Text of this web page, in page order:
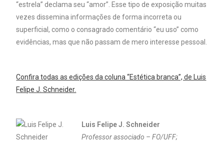
“estrela” declama seu “amor”. Esse tipo de exposição muitas
vezes dissemina informações de forma incorreta ou
superficial, como o consagrado comentário “eu uso” como
evidências, mas que não passam de mero interesse pessoal.
Confira todas as edições da coluna “Estética branca”, de Luis
Felipe J. Schneider.
Luis Felipe J. Schneider
Professor associado – FO/UFF;